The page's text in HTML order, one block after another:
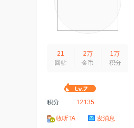
21
回帖
2万
金币
1万
积分
积分 12135
收听TA 发消息